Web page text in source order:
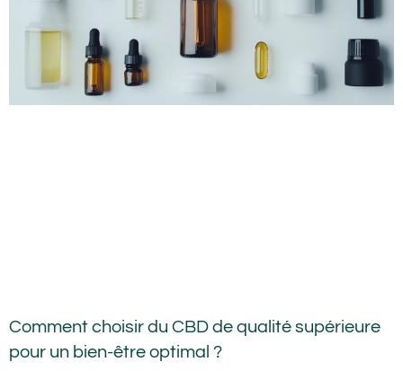
Comment choisir du CBD de qualité supérieure
pour un bien-être optimal ?